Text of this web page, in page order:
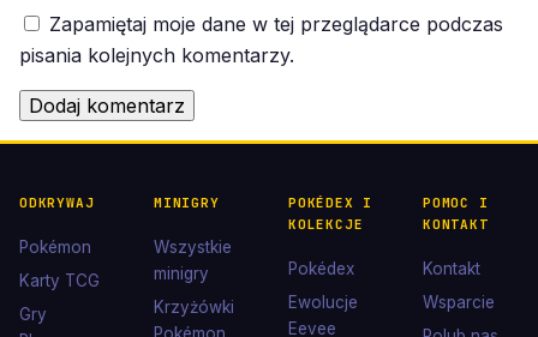
Zapamiętaj moje dane w tej przeglądarce podczas
pisania kolejnych komentarzy.
ODKRYWAJ
Pokémon
Karty TCG
Gry
MINIGRY
Wszystkie
minigry
Krzyżówki
POKÉDEX I
KOLEKCJE
Pokédex
Ewolucje
Eevee
POMOC I
KONTAKT
Kontakt
Wsparcie